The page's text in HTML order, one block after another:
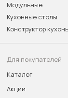
Модульные
Кухонные столы
Конструктор кухонь
Для покупателей
Каталог
Акции